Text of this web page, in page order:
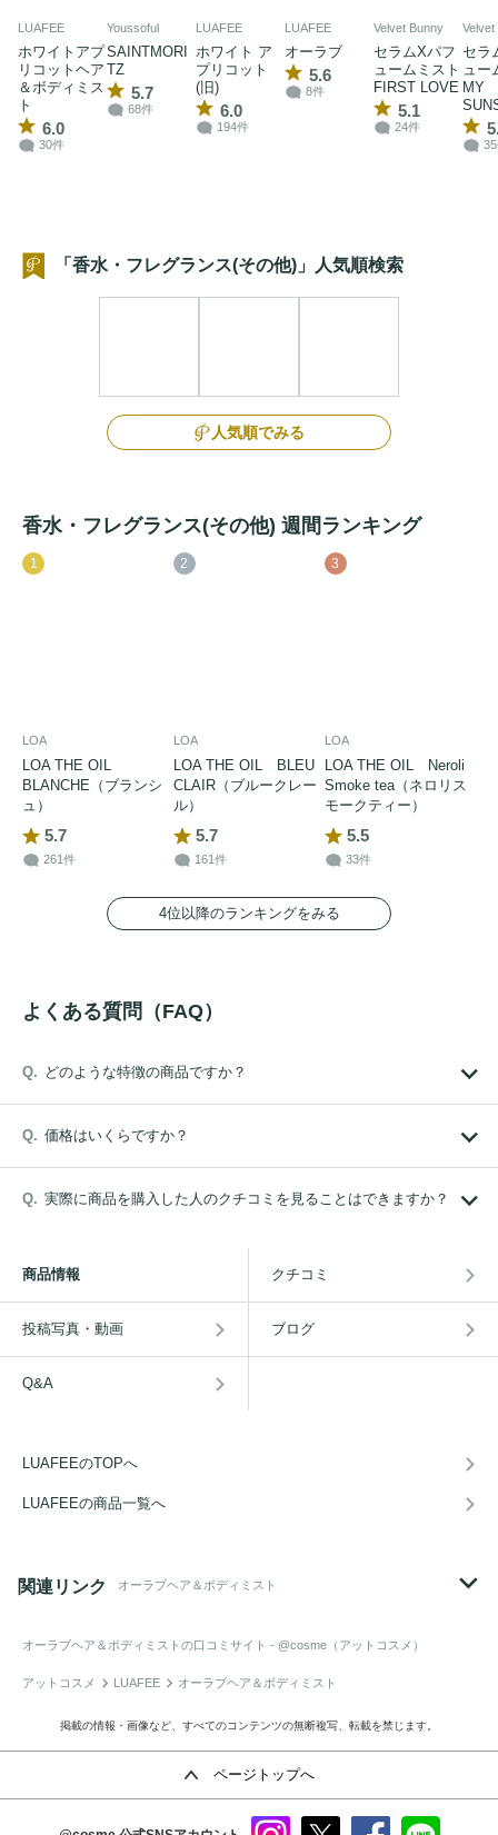
LUAFEE
ホワイトアプ
リコットヘア
＆ボディミス
ト
6.0
30件
Youssoful
SAINTMORI
TZ
5.7
68件
LUAFEE
ホワイト ア
プリコット
(旧)
6.0
194件
LUAFEE
オーラブ
5.6
8件
Velvet Bunny
セラムXパフ
ュームミスト
FIRST LOVE
5.1
24件
Velvet
セラ
ュー
MY
「香水・フレグランス(その他)」人気順検索
人気順でみる
香水・フレグランス(その他) 週間ランキング
1
LOA
LOA THE OIL
BLANCHE（ブランシ
ュ）
5.7
261件
2
LOA
LOA THE OIL BLEU
CLAIR（ブルークレー
ル）
5.7
161件
3
LOA
LOA THE OIL Neroli
Smoke tea（ネロリス
モークティー）
5.5
33件
4位以降のランキングをみる
よくある質問（FAQ）
どのような特徴の商品ですか？
価格はいくらですか？
実際に商品を購入した人のクチコミを見ることはできますか？
商品情報 クチコミ
投稿写真・動画 ブログ
Q&A
LUAFEEのTOPへ
LUAFEEの商品一覧へ
関連リンク オーラブヘア＆ボディミスト
オーラブヘア＆ボディミスト の口コミサイト - @cosme（アットコスメ）
アットコスメ LUAFEE オーラブヘア＆ボディミスト
掲載の情報・画像など、すべてのコンテンツの無断複写、転載を禁じます。
ページトップへ